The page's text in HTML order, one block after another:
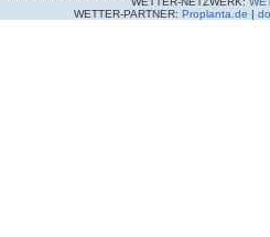
WETTER-PARTNER: Proplanta.de |